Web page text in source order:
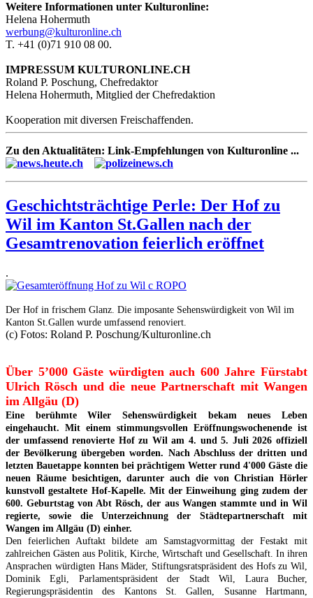
Weitere Informationen unter Kulturonline:
Helena Hohermuth
werbung@kulturonline.ch
T. +41 (0)71 910 08 00.
IMPRESSUM KULTURONLINE.CH
Roland P. Poschung, Chefredaktor
Helena Hohermuth, Mitglied der Chefredaktion
Kooperation mit diversen Freischaffenden.
Zu den Aktualitäten: Link-Empfehlungen von Kulturonline ...
Geschichtsträchtige Perle: Der Hof zu
Wil im Kanton St.Gallen nach der
Gesamtrenovation feierlich eröffnet
.
Der Hof in frischem Glanz. Die imposante Sehenswürdigkeit von Wil im
Kanton St.Gallen wurde umfassend renoviert.
(c) Fotos: Roland P. Poschung/Kulturonline.ch
Über 5’000 Gäste würdigten auch 600 Jahre Fürstabt
Ulrich Rösch und die neue Partnerschaft mit Wangen
im Allgäu (D)
Eine berühmte Wiler Sehenswürdigkeit bekam neues Leben
eingehaucht. Mit einem stimmungsvollen Eröffnungswochenende ist
der umfassend renovierte Hof zu Wil am 4. und 5. Juli 2026 offiziell
der Bevölkerung übergeben worden. Nach Abschluss der dritten und
letzten Bauetappe konnten bei prächtigem Wetter rund 4'000 Gäste die
neuen Räume besichtigen, darunter auch die von Christian Hörler
kunstvoll gestaltete Hof-Kapelle. Mit der Einweihung ging zudem der
600. Geburtstag von Abt Rösch, der aus Wangen stammte und in Wil
regierte, sowie die Unterzeichnung der Städtepartnerschaft mit
Wangen im Allgäu (D) einher.
Den feierlichen Auftakt bildete am Samstagvormittag der Festakt mit
zahlreichen Gästen aus Politik, Kirche, Wirtschaft und Gesellschaft. In ihren
Ansprachen würdigten Hans Mäder, Stiftungsratspräsident des Hofs zu Wil,
Dominik Egli, Parlamentspräsident der Stadt Wil, Laura Bucher,
Regierungspräsidentin des Kantons St. Gallen, Susanne Hartmann,